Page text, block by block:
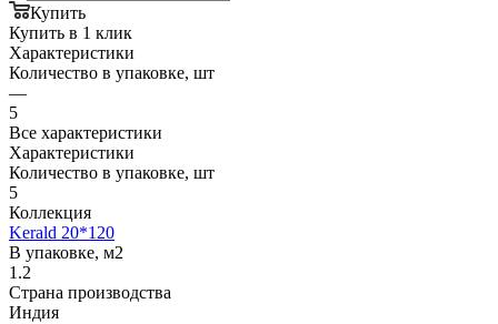
Купить
Купить в 1 клик
Характеристики
Количество в упаковке, шт
—
5
Все характеристики
Характеристики
Количество в упаковке, шт
5
Коллекция
Kerald 20*120
В упаковке, м2
1.2
Страна производства
Индия